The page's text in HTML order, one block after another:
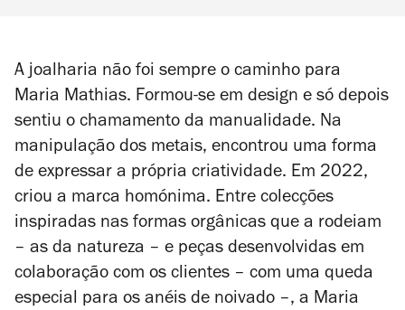
A joalharia não foi sempre o caminho para
Maria Mathias. Formou-se em design e só depois
sentiu o chamamento da manualidade. Na
manipulação dos metais, encontrou uma forma
de expressar a própria criatividade. Em 2022,
criou a marca homónima. Entre colecções
inspiradas nas formas orgânicas que a rodeiam
– as da natureza – e peças desenvolvidas em
colaboração com os clientes – com uma queda
especial para os anéis de noivado –, a Maria